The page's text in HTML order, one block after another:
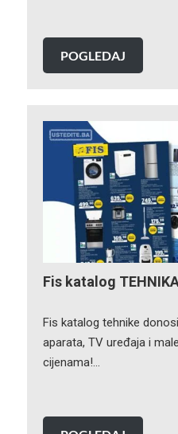
POGLEDAJ
Fis katalog
Fis katalog tehnike
aparata, TV uređaja i
cijenama!…